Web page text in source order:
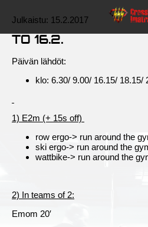
Julkaistu: 15.2.2017
TO 16.2.
Päivän lähdöt:
klo: 6.30/ 9.00/ 16.15/ 18.15/
1) E2m (+ 15s off)
row ergo-> run around the
ski ergo-> run around the
wattbike-> run around the
2) In teams of 2:
Emom 20′